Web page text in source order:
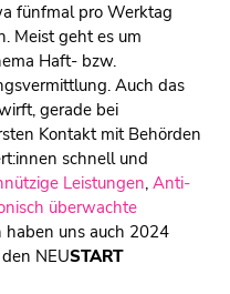
fünfmal pro Werktag
Meist geht es um
Haft- bzw.
Auch das
gerade bei
Kontakt mit Behörden
schnell und
Leistungen, Anti-
überwachte
haben uns auch 2024
NEUSTART